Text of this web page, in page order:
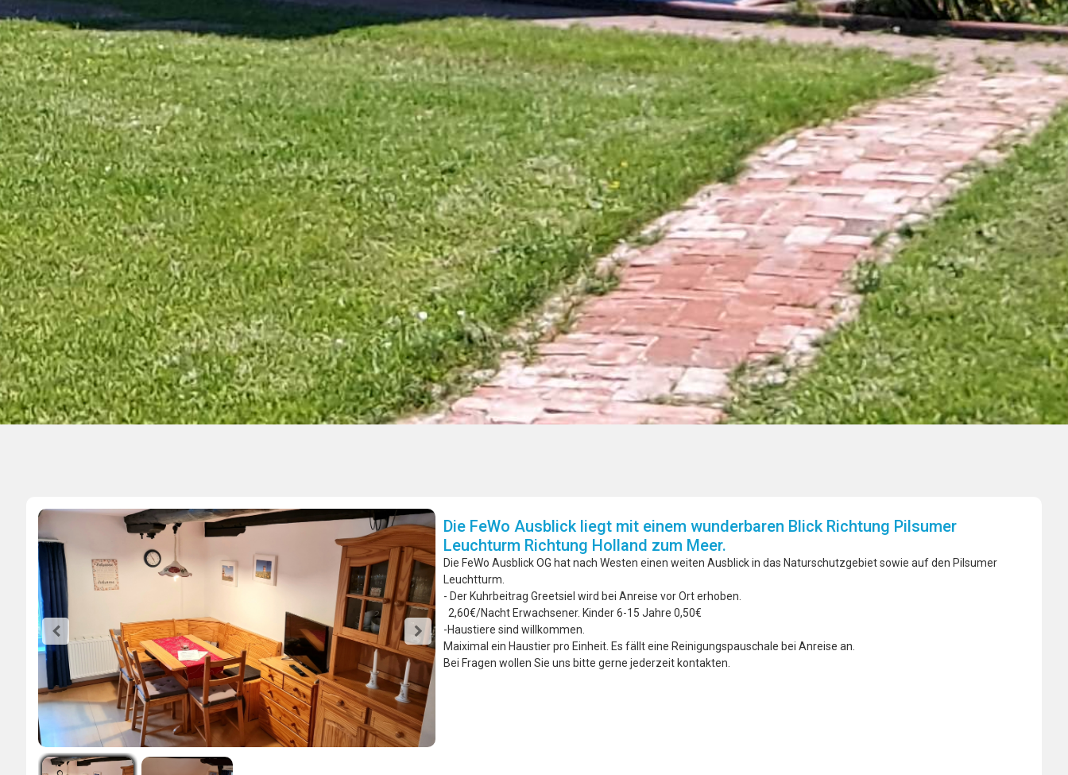
Die FeWo Ausblick liegt mit einem wunderbaren Blick Richtung Pilsumer
Leuchturm Richtung Holland zum Meer.
Die FeWo Ausblick OG hat nach Westen einen weiten Ausblick in das Naturschutzgebiet sowie auf den Pilsumer
Leuchtturm.
- Der Kuhrbeitrag Greetsiel wird bei Anreise vor Ort erhoben.
2,60€/Nacht Erwachsener. Kinder 6-15 Jahre 0,50€
-Haustiere sind willkommen.
Maiximal ein Haustier pro Einheit. Es fällt eine Reinigungspauschale bei Anreise an.
Bei Fragen wollen Sie uns bitte gerne jederzeit kontakten.